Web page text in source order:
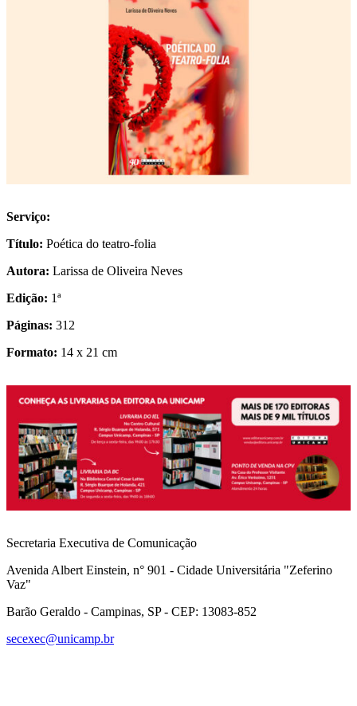
Serviço:
Título: Poética do teatro-folia
Autora: Larissa de Oliveira Neves
Edição: 1ª
Páginas: 312
Formato: 14 x 21 cm
Secretaria Executiva de Comunicação
Avenida Albert Einstein, n° 901 - Cidade Universitária "Zeferino
Vaz"
Barão Geraldo - Campinas, SP - CEP: 13083-852
secexec@unicamp.br